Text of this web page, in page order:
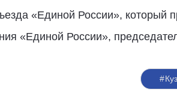
«Единой России», который
«Единой России»,